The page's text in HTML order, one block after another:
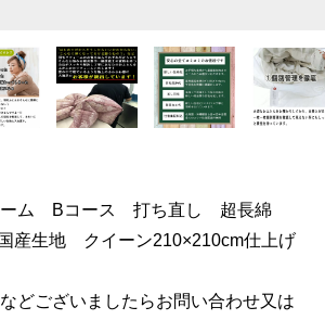
ーム Bコース 打ち直し 超長綿
産生地 クイーン210×210cm仕上げ
どございましたらお問い合わせ又は